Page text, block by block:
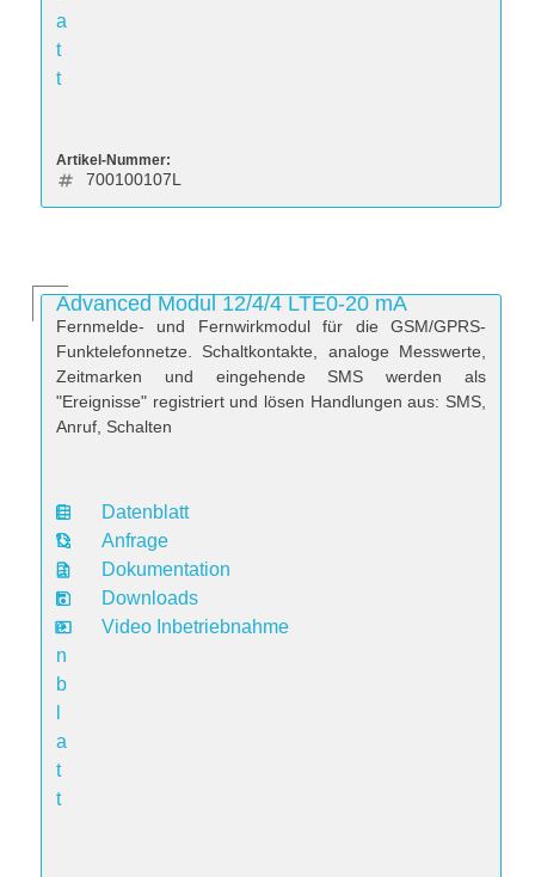
a
t
t
Artikel-Nummer:
700100107L
Advanced Modul 12/4/4 LTE0-20 mA
Fernmelde- und Fernwirkmodul für die GSM/GPRS-
Funktelefonnetze. Schaltkontakte, analoge Messwerte,
Zeitmarken und eingehende SMS werden als
"Ereignisse" registriert und lösen Handlungen aus: SMS,
Anruf, Schalten
D
a
t
e
n
b
a
t
t
Datenblatt
Anfrage
Dokumentation
Downloads
Video Inbetriebnahme